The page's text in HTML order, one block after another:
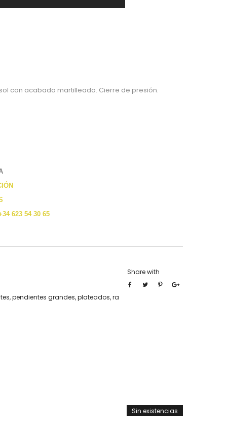
con acabado martilleado. Cierre de presión.
623 54 30 65
,pendientes grandes,plateados,ra
Share with
Sin existencias